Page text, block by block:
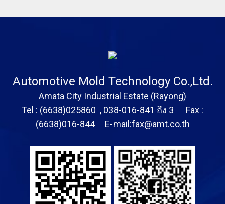
Automotive Mold Technology Co.,Ltd.
Amata City Industrial Estate (Rayong)
Tel : (6638)025860 , 038-016-841 ถึง 3 Fax :
(6638)016-844 E-mail:fax@amt.co.th